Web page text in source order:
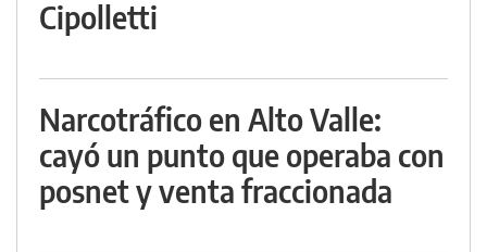
Cipolletti
Narcotráfico en Alto Valle:
cayó un punto que operaba con
posnet y venta fraccionada